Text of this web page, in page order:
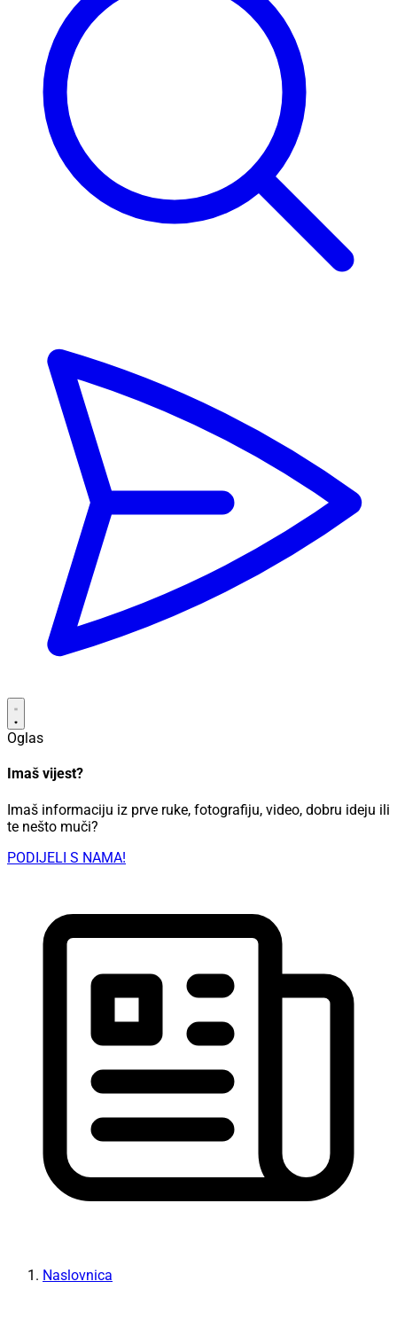
Oglas
Imaš vijest?
Imaš informaciju iz prve ruke, fotografiju, video, dobru ideju ili
te nešto muči?
PODIJELI S NAMA!
Naslovnica